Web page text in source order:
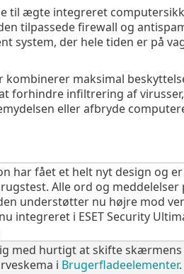
til ægte integreret
tilpassede firewall og
system, der hele tiden er på
maksimal
forhindre infiltrering af
eller afbryde
har fået et helt nyt design og
Alle ord og
understøtter nu højre mod
integreret i ESET Security
med hurtigt at skifte
i Brugerfladeelementer.